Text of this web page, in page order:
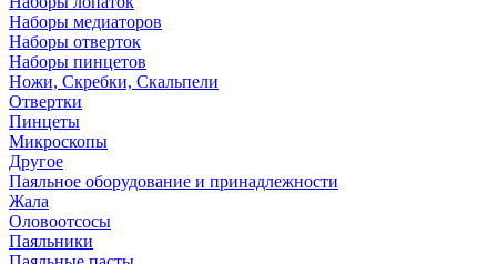
Наборы медиаторов
Наборы отверток
Наборы пинцетов
Ножи, Скребки, Скальпели
Отвертки
Пинцеты
Микроскопы
Другое
Паяльное оборудование и принадлежности
Жала
Оловоотсосы
Паяльники